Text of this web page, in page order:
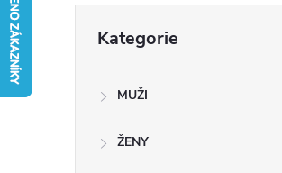
kategorie
Kategorie
MUŽI
ŽENY